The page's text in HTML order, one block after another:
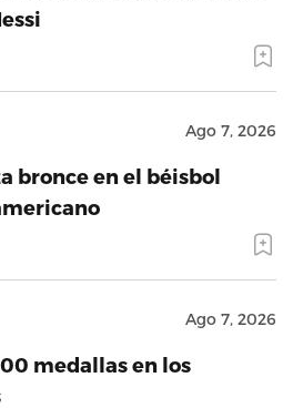
Ago 7, 2026
bronce en el béisbol
Ago 7, 2026
medallas en los